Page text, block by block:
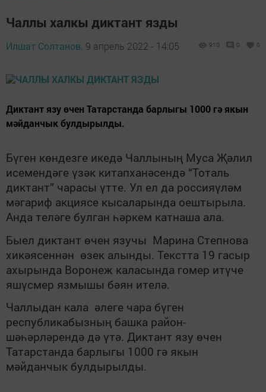
Чаллы халкы диктант язды
Илшат Солтанов, 9 апрель 2022 - 14:05 910 0 0
Диктант язу өчен Татарстанда барлыгы 1000 гә якын
мәйданчык булдырылды.
Бүген көндезге икедә Чаллының Муса Җәлил
исемендәге үзәк китапханәсендә “Тоталь
диктант” чарасы үтте. Ул ел да россияүләм
мәгариф акциясе кысаларында оештырыла.
Анда теләге булган һәркем катнаша ала.
Быел диктант өчен язучы Марина Степнова
хикәясеннән өзек алынды. Текстта 19 гасыр
ахырында Воронеж каласында гомер итүче
яшүсмер язмышы бәян ителә.
Чаллыдан кала әлеге чара бүген
республикабызның башка район-
шәһәрләрендә дә үтә. Диктант язу өчен
Татарстанда барлыгы 1000 гә якын
мәйданчык булдырылды.